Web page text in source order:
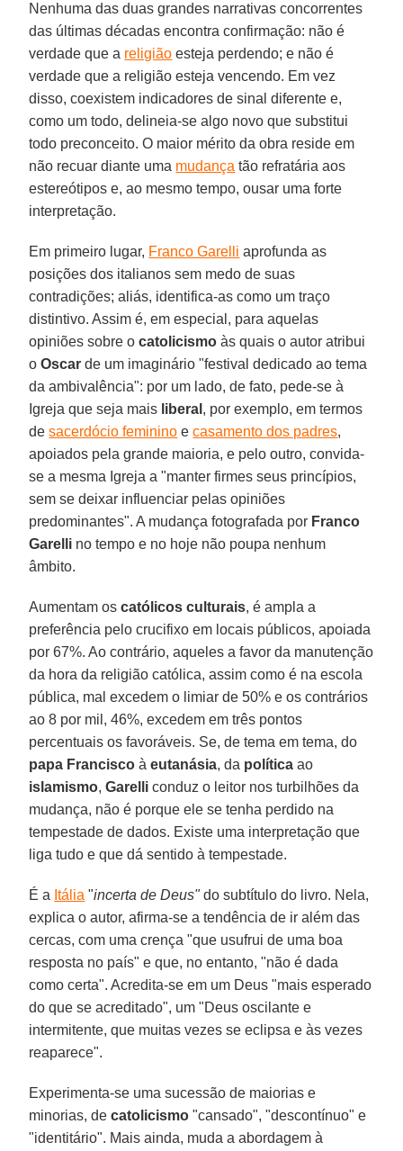
Nenhuma das duas grandes narrativas concorrentes
das últimas décadas encontra confirmação: não é
verdade que a religião esteja perdendo; e não é
verdade que a religião esteja vencendo. Em vez
disso, coexistem indicadores de sinal diferente e,
como um todo, delineia-se algo novo que substitui
todo preconceito. O maior mérito da obra reside em
não recuar diante uma mudança tão refratária aos
estereótipos e, ao mesmo tempo, ousar uma forte
interpretação.
Em primeiro lugar, Franco Garelli aprofunda as
posições dos italianos sem medo de suas
contradições; aliás, identifica-as como um traço
distintivo. Assim é, em especial, para aquelas
opiniões sobre ocatolicismo às quais o autor atribui
oOscar de um imaginário "festival dedicado ao tema
da ambivalência": por um lado, de fato, pede-se à
Igreja que seja mais liberal , por exemplo, em termos
desacerdócio feminino ecasamento dos padres,
apoiados pela grande maioria, e pelo outro, convida-
se a mesma Igreja a "manter firmes seus princípios,
sem se deixar influenciar pelas opiniões
predominantes". A mudança fotografada por Franco
Garelli no tempo e no hoje não poupa nenhum
âmbito.
Aumentam oscatólicos culturais, é ampla a
preferência pelo crucifixo em locais públicos, apoiada
por 67%. Ao contrário, aqueles a favor da manutenção
da hora da religião católica, assim como é na escola
pública, mal excedem o limiar de 50% e os contrários
ao 8 por mil, 46%, excedem em três pontos
percentuais os favoráveis. Se, de tema em tema, do
papa Francisco àeutanásia, da política ao
islamismo,Garelli conduz o leitor nos turbilhões da
mudança, não é porque ele se tenha perdido na
tempestade de dados. Existe uma interpretação que
liga tudo e que dá sentido à tempestade.
É a Itália "incerta de Deus"do subtítulo do livro. Nela,
explica o autor, afirma-se a tendência de ir além das
cercas, com uma crença "que usufrui de uma boa
resposta no país" e que, no entanto, "não é dada
como certa". Acredita-se em um Deus "mais esperado
do que se acreditado", um "Deus oscilante e
intermitente, que muitas vezes se eclipsa e às vezes
reaparece".
Experimenta-se uma sucessão de maiorias e
minorias, decatolicismo "cansado", "descontínuo" e
"identitário". Mais ainda, muda a abordagem à